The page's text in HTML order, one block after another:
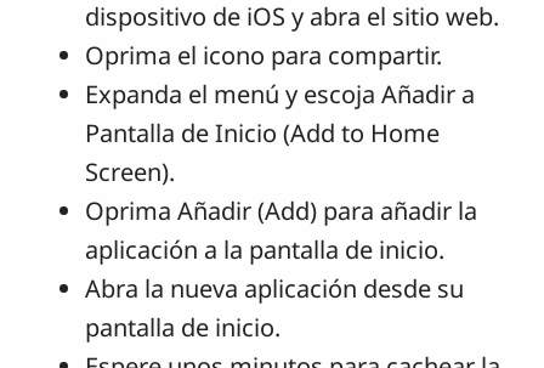
dispositivo de iOS y abra el sitio web.
Oprima el icono para compartir.
Expanda el menú y escoja Añadir a
Pantalla de Inicio (Add to Home
Screen).
Oprima Añadir (Add) para añadir la
aplicación a la pantalla de inicio.
Abra la nueva aplicación desde su
pantalla de inicio.